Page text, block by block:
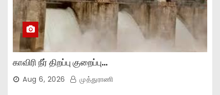
காவிரி நீர் திறப்பு குறைப்பு…
Aug 6, 2026 முத்துராணி